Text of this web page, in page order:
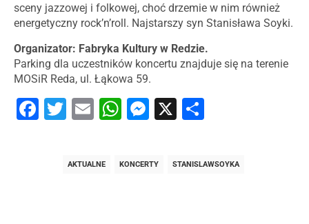
sceny jazzowej i folkowej, choć drzemie w nim również
energetyczny rock’n’roll. Najstarszy syn Stanisława Soyki.
Organizator: Fabryka Kultury w Redzie.
Parking dla uczestników koncertu znajduje się na terenie
MOSiR Reda, ul. Łąkowa 59.
Facebook
Twitter
EmailWhatsApp
Messenger
X
AKTUALNE KONCERTY STANISLAWSOYKA